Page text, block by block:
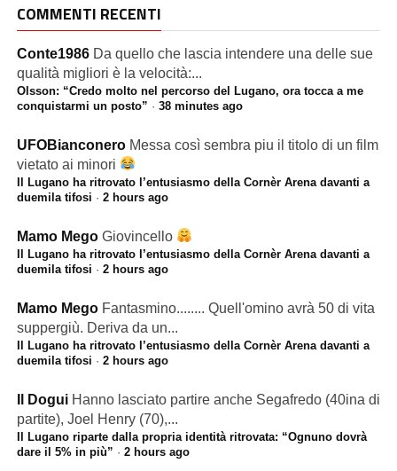
COMMENTI RECENTI
Conte1986 Da quello che lascia intendere una delle sue
qualità migliori è la velocità:...
Olsson: “Credo molto nel percorso del Lugano, ora tocca a me
conquistarmi un posto” · 38 minutes ago
UFOBianconero Messa così sembra piu il titolo di un film
vietato ai minori
Il Lugano ha ritrovato l’entusiasmo della Cornèr Arena davanti a
duemila tifosi · 2 hours ago
Mamo Mego Giovincello
Il Lugano ha ritrovato l’entusiasmo della Cornèr Arena davanti a
duemila tifosi · 2 hours ago
Mamo Mego Fantasmino........ Quell'omino avrà 50 di vita
suppergiù. Deriva da un...
Il Lugano ha ritrovato l’entusiasmo della Cornèr Arena davanti a
duemila tifosi · 2 hours ago
Il Dogui Hanno lasciato partire anche Segafredo (40ina di
partite), Joel Henry (70),...
Il Lugano riparte dalla propria identità ritrovata: “Ognuno dovrà
dare il 5% in più” · 2 hours ago